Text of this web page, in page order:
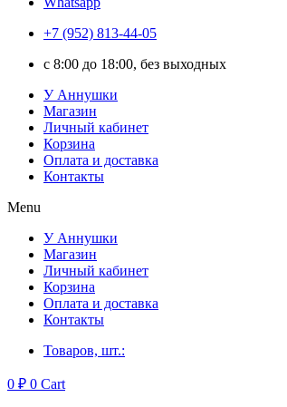
+7 (952) 813-44-05
c 8:00 до 18:00, без выходных
У Аннушки
Магазин
Личный кабинет
Корзина
Оплата и доставка
Контакты
Menu
У Аннушки
Магазин
Личный кабинет
Корзина
Оплата и доставка
Контакты
Товаров, шт.:
0 ₽ 0 Cart